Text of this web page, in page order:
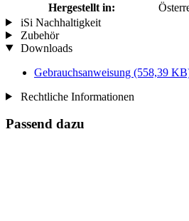
Hergestellt in:
iSi Nachhaltigkeit
Zubehör
Downloads
Gebrauchsanweisung (558,39
Rechtliche Informationen
Passend dazu